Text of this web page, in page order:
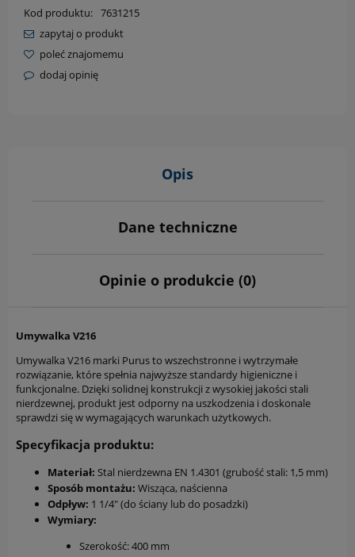
Kod produktu: 7631215
zapytaj o produkt
poleć znajomemu
dodaj opinię
Opis
Dane techniczne
Opinie o produkcie (0)
Umywalka V216
Umywalka V216 marki Purus to wszechstronne i wytrzymałe
rozwiązanie, które spełnia najwyższe standardy higieniczne i
funkcjonalne. Dzięki solidnej konstrukcji z wysokiej jakości stali
nierdzewnej, produkt jest odporny na uszkodzenia i doskonale
sprawdzi się w wymagających warunkach użytkowych.
Specyfikacja produktu:
Materiał: Stal nierdzewna EN 1.4301 (grubość stali: 1,5 mm)
Sposób montażu: Wisząca, naścienna
Odpływ: 1 1/4" (do ściany lub do posadzki)
Wymiary:
Szerokość: 400 mm